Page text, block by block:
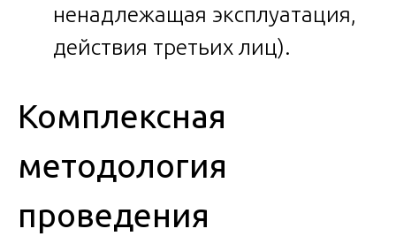
ненадлежащая эксплуатация,
действия третьих лиц).
Комплексная
методология
проведения